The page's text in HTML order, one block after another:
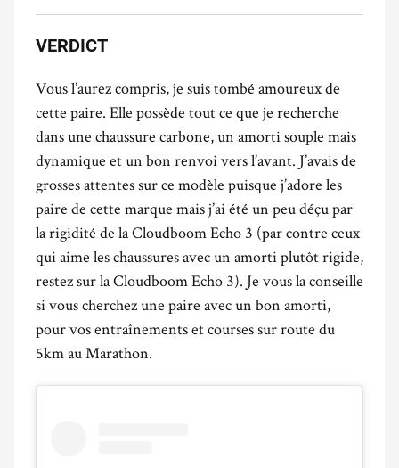
VERDICT
Vous l’aurez compris, je suis tombé amoureux de
cette paire. Elle possède tout ce que je recherche
dans une chaussure carbone, un amorti souple mais
dynamique et un bon renvoi vers l’avant. J’avais de
grosses attentes sur ce modèle puisque j’adore les
paire de cette marque mais j’ai été un peu déçu par
la rigidité de la Cloudboom Echo 3 (par contre ceux
qui aime les chaussures avec un amorti plutôt rigide,
restez sur la Cloudboom Echo 3). Je vous la conseille
si vous cherchez une paire avec un bon amorti,
pour vos entraînements et courses sur route du
5km au Marathon.